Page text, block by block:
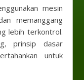
mesin
memanggang
lebih terkontrol.
prinsip dasar
untuk